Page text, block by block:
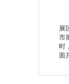
展
市
时
面